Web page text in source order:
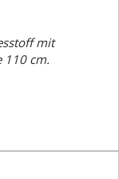
mit
110 cm.